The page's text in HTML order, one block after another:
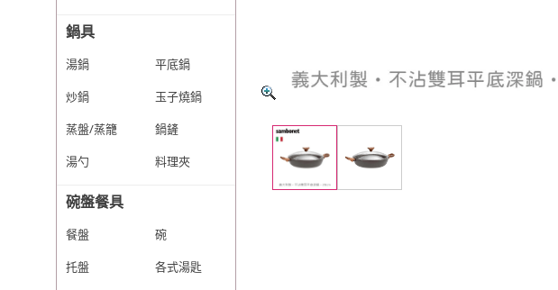
鍋具
湯鍋
平底鍋
炒鍋
玉子燒鍋
蒸盤/蒸籠
鍋鏟
湯勺
料理夾
碗盤餐具
餐盤
碗
托盤
各式湯匙